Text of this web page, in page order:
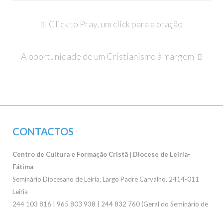
Navegação
artigos
Click to Pray, um click para a oração
A oportunidade de um Cristianismo à margem
CONTACTOS
Centro de Cultura e Formação Cristã | Diocese de Leiria-
Fátima
Seminário Diocesano de Leiria, Largo Padre Carvalho, 2414-011
Leiria
244 103 816 | 965 803 938 | 244 832 760 (Geral do Seminário de